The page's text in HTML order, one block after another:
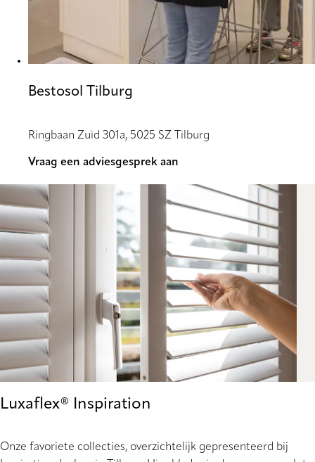
Bestosol Tilburg
Ringbaan Zuid 301a, 5025 SZ Tilburg
Vraag een adviesgesprek aan
Luxaflex® Inspiration
Onze favoriete collecties, overzichtelijk gepresenteerd bij